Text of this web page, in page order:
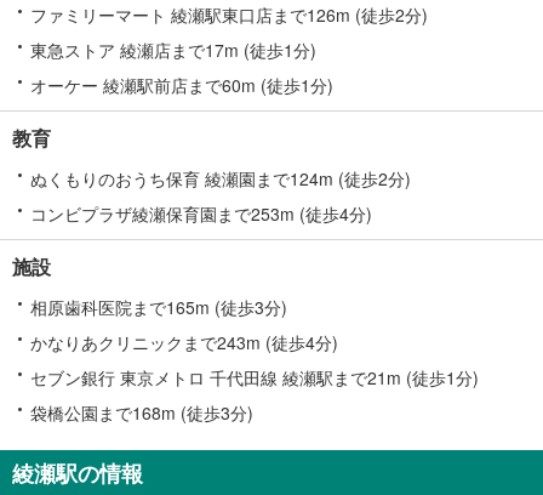
ファミリーマート 綾瀬駅東口店まで126m (徒歩2分)
東急ストア 綾瀬店まで17m (徒歩1分)
オーケー 綾瀬駅前店まで60m (徒歩1分)
教育
ぬくもりのおうち保育 綾瀬園まで124m (徒歩2分)
コンビプラザ綾瀬保育園まで253m (徒歩4分)
施設
相原歯科医院まで165m (徒歩3分)
かなりあクリニックまで243m (徒歩4分)
セブン銀行 東京メトロ 千代田線 綾瀬駅まで21m (徒歩1分)
袋橋公園まで168m (徒歩3分)
綾瀬駅の情報